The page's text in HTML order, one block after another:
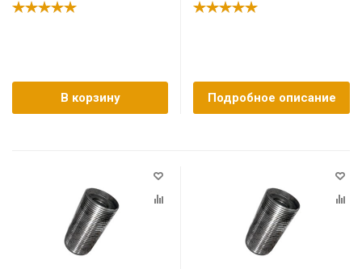
В корзину Подробное описание